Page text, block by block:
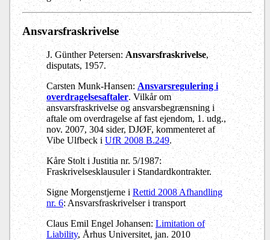
Ansvarsfraskrivelse
J. Günther Petersen:Ansvarsfraskrivelse,
disputats, 1957.
Carsten Munk-Hansen:Ansvarsregulering i
overdragelsesaftaler. Vilkår om
ansvarsfraskrivelse og ansvarsbegrænsning i
aftale om overdragelse af fast ejendom, 1. udg.,
nov. 2007, 304 sider, DJØF, kommenteret af
Vibe Ulfbecki UfR 2008 B.249.
Kåre Stolt i Justitia nr. 5/1987:
Fraskrivelsesklausuler i Standardkontrakter.
Signe Morgenstjerne iRettid 2008 Afhandling
nr. 6: Ansvarsfraskrivelser i transport
Claus Emil Engel Johansen:Limitation of
Liability, Århus Universitet, jan. 2010